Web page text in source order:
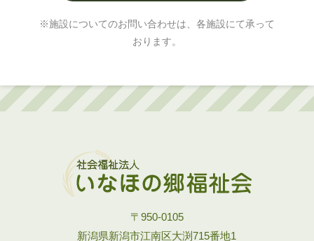
※施設についてのお問い合わせは、各施設にて承って
おります。
〒950-0105
新潟県新潟市江南区大渕715番地1